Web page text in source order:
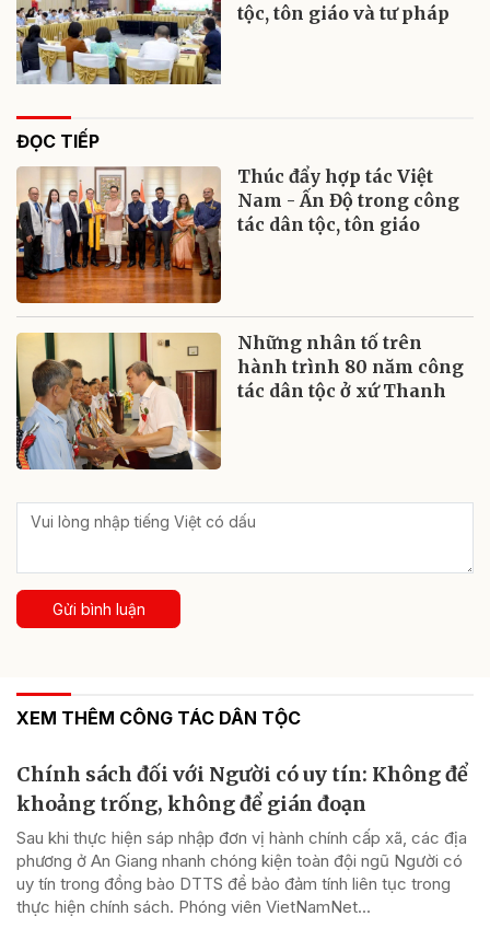
tộc, tôn giáo và tư pháp
ĐỌC TIẾP
Thúc đẩy hợp tác Việt
Nam - Ấn Độ trong công
tác dân tộc, tôn giáo
Những nhân tố trên
hành trình 80 năm công
tác dân tộc ở xứ Thanh
Gửi bình luận
XEM THÊM CÔNG TÁC DÂN TỘC
Chính sách đối với Người có uy tín: Không để
khoảng trống, không để gián đoạn
Sau khi thực hiện sáp nhập đơn vị hành chính cấp xã, các địa
phương ở An Giang nhanh chóng kiện toàn đội ngũ Người có
uy tín trong đồng bào DTTS để bảo đảm tính liên tục trong
thực hiện chính sách. Phóng viên VietNamNet...